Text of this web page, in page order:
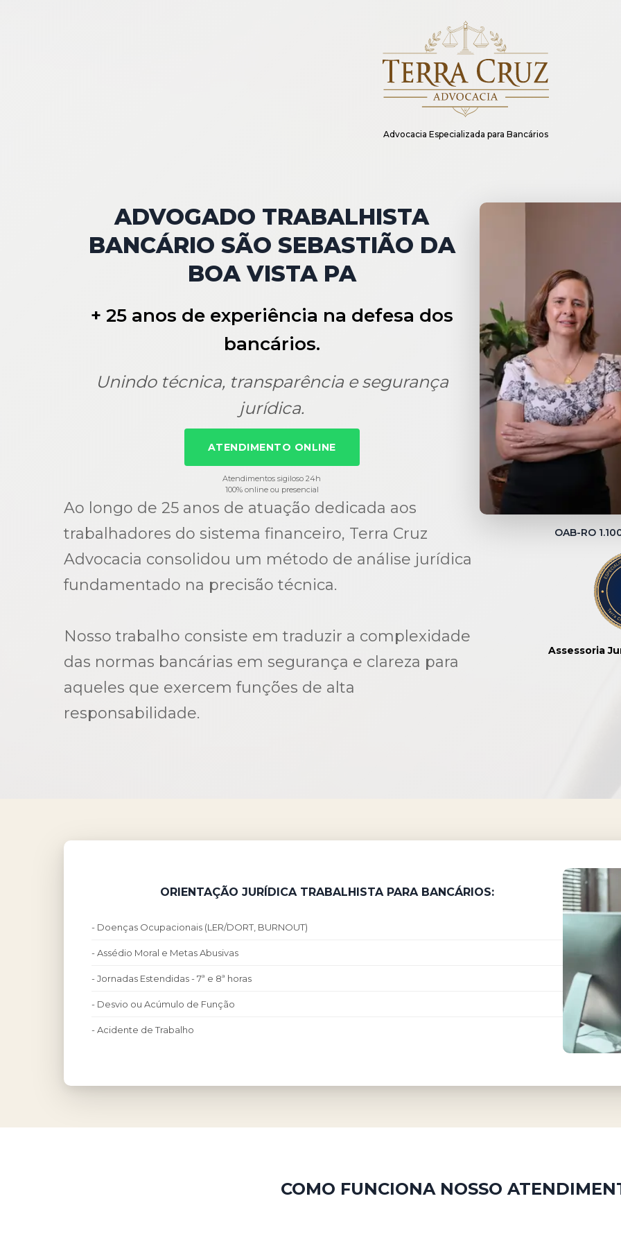
Advocacia Especializada para Bancários
ADVOGADO TRABALHISTA
BANCÁRIO SÃO SEBASTIÃO DA
BOA VISTA PA
+ 25 anos de experiência na defesa dos
bancários.
Unindo técnica, transparência e segurança
jurídica.
ATENDIMENTO ONLINE
Atendimentos sigiloso 24h
100% online ou presencial
Ao longo de 25 anos de atuação dedicada aos
trabalhadores do sistema financeiro, Terra Cruz
Advocacia consolidou um método de análise jurídica
fundamentado na precisão técnica.
Nosso trabalho consiste em traduzir a complexidade
das normas bancárias em segurança e clareza para
aqueles que exercem funções de alta
responsabilidade.
OAB-RO
Assessoria
ORIENTAÇÃO JURÍDICA TRABALHISTA PARA BANCÁRIOS:
- Doenças Ocupacionais (LER/DORT, BURNOUT)
- Assédio Moral e Metas Abusivas
- Jornadas Estendidas - 7ª e 8ª horas
- Desvio ou Acúmulo de Função
- Acidente de Trabalho
COMO FUNCIONA NOSSO